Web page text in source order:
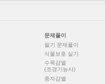
문제풀이
필기 문제풀이
식물보호 실기
수목감별
(조경기능사)
종자감별